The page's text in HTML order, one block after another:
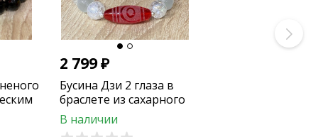
2 799₽
Бусина Дзи 2 глаза в
браслете из сахарного
кварца и серого
кошачьего глаза
В наличии